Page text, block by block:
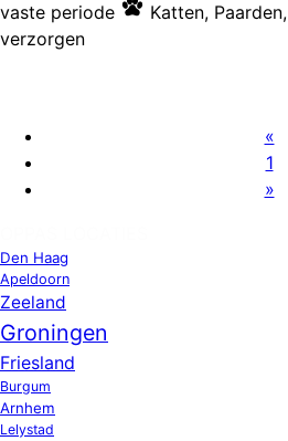
vaste periode
Katten, Paarden,
verzorgen
«
1
»
Den Haag
Apeldoorn
Zeeland
Groningen
Friesland
Burgum
Arnhem
Lelystad